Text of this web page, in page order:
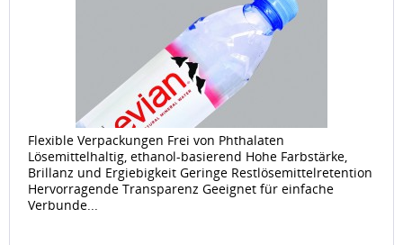
Flexible Verpackungen Frei von Phthalaten
Lösemittelhaltig, ethanol-basierend Hohe Farbstärke,
Brillanz und Ergiebigkeit Geringe Restlösemittelretention
Hervorragende Transparenz Geeignet für einfache
Verbunde...